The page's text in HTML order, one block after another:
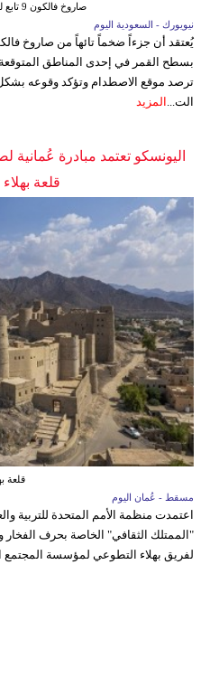
صاروخ فالكون 9 تابع لشركة سبيس إكس
نيويورك - السعودية اليوم
بسطح القمر في إحدى المناطق
ترصد موقع الاصطدام وتؤكد وقوعه
الت... المزيد
اليونسكو تعتمد مبادرة
قلعة
قلعة
مسقط - عُمان اليوم
اعتمدت منظمة الأمم المتحدة للتربية
"الممتلك الثقافي" الخاصة بحرف الفخار
لفريق بهلاء التطوعي لمؤسسة المجتمع